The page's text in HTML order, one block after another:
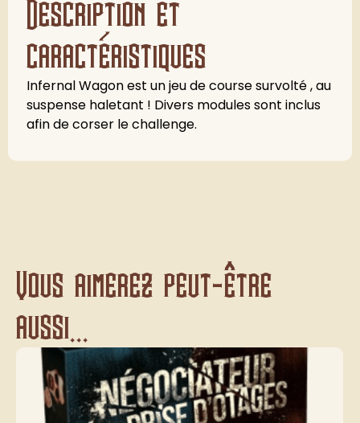
Description et
caractéristiques
Infernal Wagon est un jeu de course survolté , au
suspense haletant ! Divers modules sont inclus
afin de corser le challenge.
Vous aimerez peut-être
aussi...